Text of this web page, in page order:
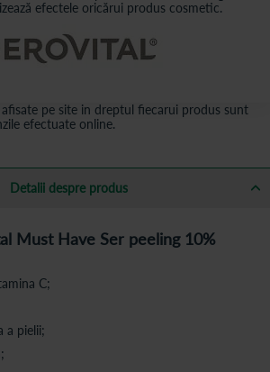
efectele oricărui produs cosmetic.
pe site in dreptul fiecarui produs sunt
efectuate online.
Detalii despre produs
Must Have Ser peeling 10%
C;
a pielii;